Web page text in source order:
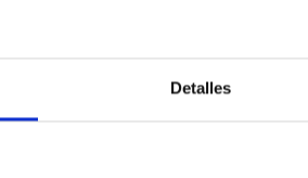
Detalles
INSTALACIÓN